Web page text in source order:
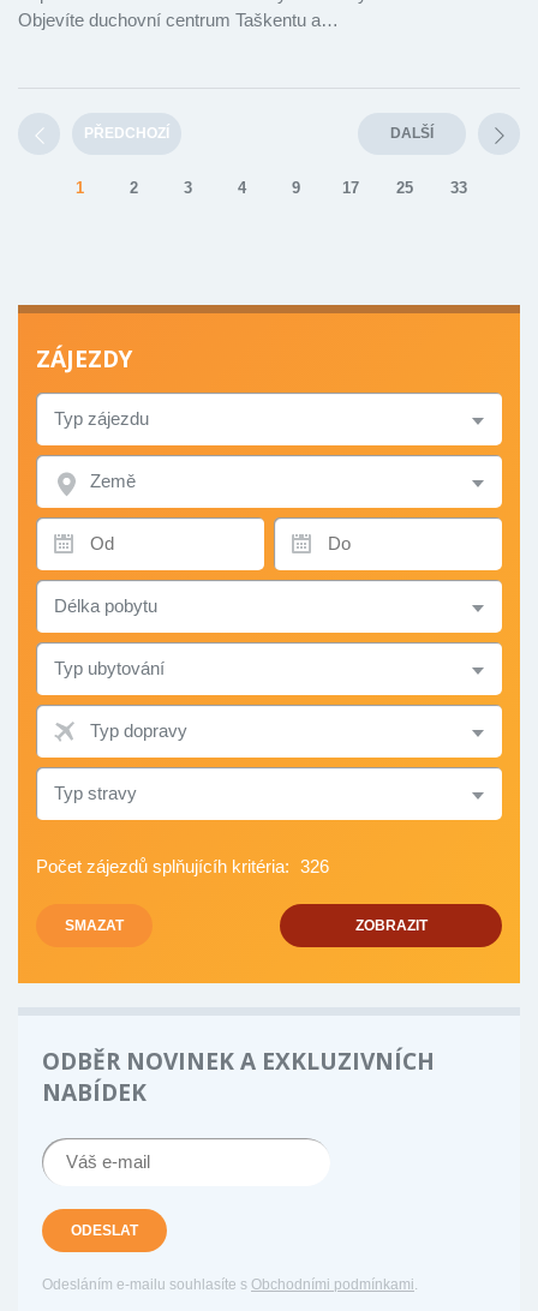
Objevíte duchovní centrum Taškentu a…
PŘEDCHOZÍ
1 2 3 4 9 17 25 33
DALŠÍ
ZÁJEZDY
TYP
ZÁJEZDU
ZEMĚ
TERMÍN
OD
TERMÍN
DO
DÉLKA
POBYTU
TYP
UBYTOVÁNÍ
TYP
DOPRAVY
TYP
STRAVY
Počet zájezdů splňujícíh kritéria: 326
SMAZAT ZOBRAZIT
ODBĚR NOVINEK A EXKLUZIVNÍCH
NABÍDEK
ODESLAT
Odesláním e-mailu souhlasíte s Obchodními podmínkami